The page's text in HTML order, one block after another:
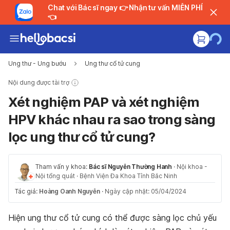
Chat với Bác sĩ ngay 👉 Nhận tư vấn MIỄN PHÍ
👈
Ung thư - Ung bướu Ung thư cổ tử cung
Nội dung được tài trợ
Xét nghiệm PAP và xét nghiệm
HPV khác nhau ra sao trong sàng
lọc ung thư cổ tử cung?
Tham vấn y khoa: Bác sĩ Nguyễn Thường Hanh · Nội khoa -
Nội tổng quát · Bệnh Viện Đa Khoa Tỉnh Bắc Ninh
Tác giả: Hoàng Oanh Nguyễn · Ngày cập nhật: 05/04/2024
Hiện ung thư cổ tử cung có thể được sàng lọc chủ yếu